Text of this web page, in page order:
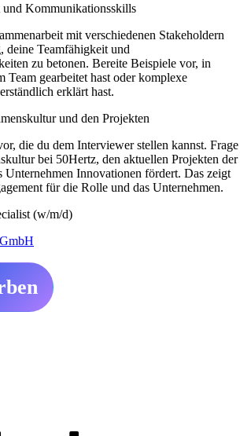
und Kommunikationsskills
mit verschiedenen Stakeholdern
deine Teamfähigkeit und
zu betonen. Bereite Beispiele vor, in
Team gearbeitet hast oder komplexe
erklärt hast.
und den Projekten
die du dem Interviewer stellen kannst. Frage
bei 50Hertz, den aktuellen Projekten der
Unternehmen Innovationen fördert. Das zeigt
für die Rolle und das Unternehmen.
(w/m/d)